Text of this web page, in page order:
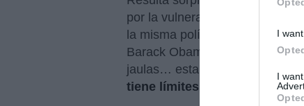
I
I
por la vulneración de los
la misma política inhumana
Barack Obama, consistente en
jaulas… esta vez con la excusa
tiene límites